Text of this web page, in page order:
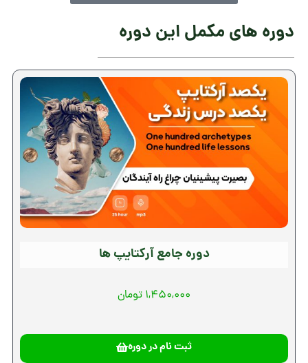
دوره های مکمل این دوره
دوره جامع آرکتایپ ها
1,450,000 تومان
ثبت نام در دوره